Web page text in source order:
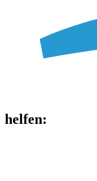
helfen: